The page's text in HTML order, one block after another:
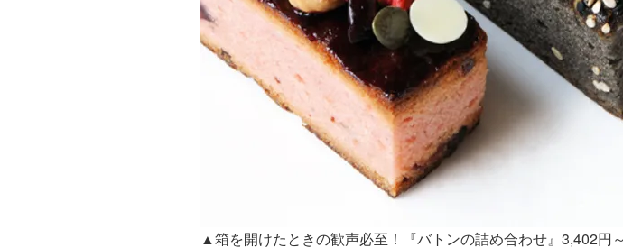
▲箱を開けたときの歓声必至！『バトンの詰め合わせ』3,402